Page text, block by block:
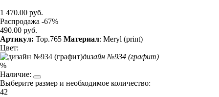
1 470.00 руб.
Распродажа -67%
490.00 руб.
Артикул: Top.765 Материал: Meryl (print)
Цвет:
дизайн №934 (графит)
%
Наличие:
Выберите размер и необходимое количество:
42